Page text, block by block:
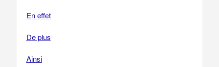
En effet
De plus
Ainsi